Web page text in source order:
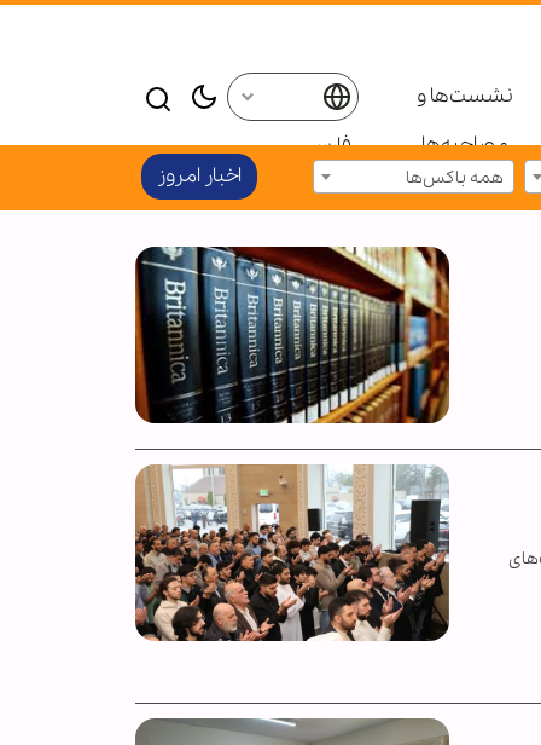
نشست‌ها و
مصاحبه‌ها
فارسی
همه باکس‌ها اخبار امروز